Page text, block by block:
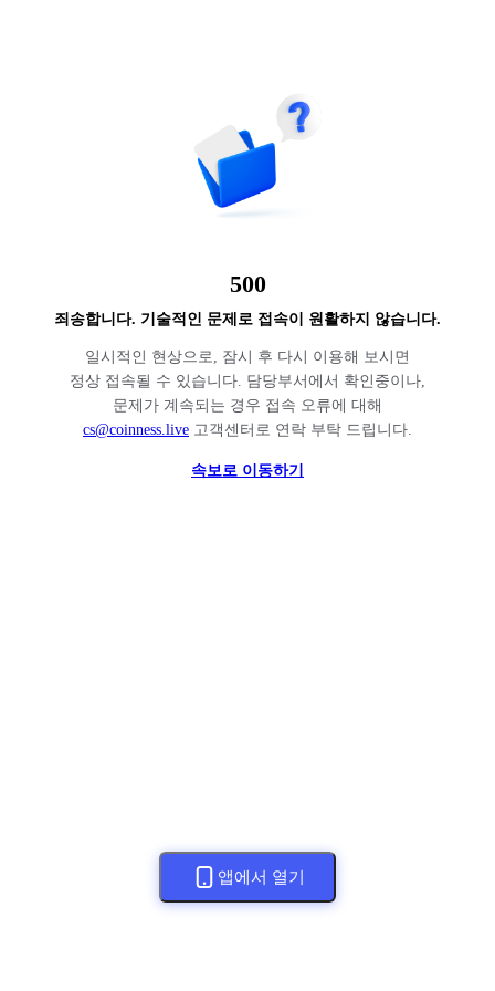
500
죄송합니다. 기술적인 문제로 접속이 원활하지 않습니다.
일시적인 현상으로, 잠시 후 다시 이용해 보시면
정상 접속될 수 있습니다. 담당부서에서 확인중이나,
문제가 계속되는 경우 접속 오류에 대해
cs@coinness.live 고객센터로 연락 부탁 드립니다.
속보로 이동하기
앱에서 열기